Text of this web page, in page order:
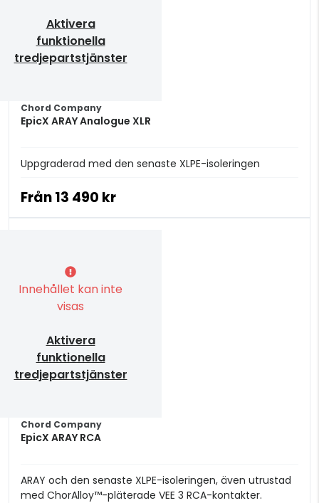
Aktivera
funktionella
tredjepartstjänster
Chord Company
EpicX ARAY Analogue XLR
Uppgraderad med den senaste XLPE-isoleringen
Från13 490 kr
Innehållet kan inte
visas
Aktivera
funktionella
tredjepartstjänster
Chord Company
EpicX ARAY RCA
ARAY och den senaste XLPE-isoleringen, även utrustad
med ChorAlloy™-pläterade VEE 3 RCA-kontakter.